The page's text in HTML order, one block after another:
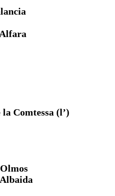
Comtessa (l’)